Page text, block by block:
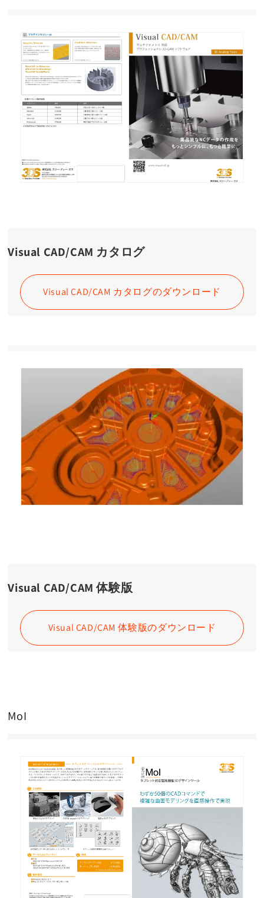
Visual CAD/CAM カタログ
Visual CAD/CAM カタログのダウンロード
Visual CAD/CAM 体験版
Visual CAD/CAM 体験版のダウンロード
MoI